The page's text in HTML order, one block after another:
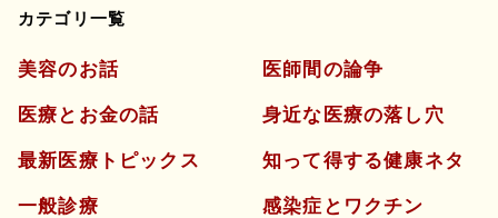
カテゴリ一覧
美容のお話
医療とお金の話
最新医療トピックス
一般診療
医師間の論争
身近な医療の落し穴
知って得する健康ネタ
感染症とワクチン